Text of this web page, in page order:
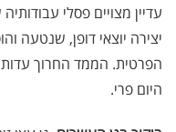
עדיין מצויים פסלי
יצירה יוצאי דופן, שנטעה
הפרטית. הממד החרוך עדות
היום פרי.